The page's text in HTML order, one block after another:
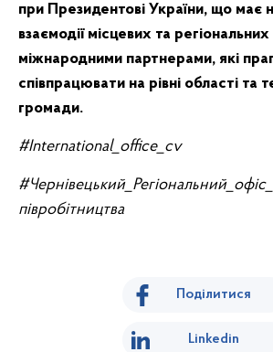
при Президентові України, що має
взаємодії місцевих та
міжнародними партнерами, які
співпрацювати на рівні області та
громади.
#International_office_cv
пiвробiтництва
Поділитися
Linkedin